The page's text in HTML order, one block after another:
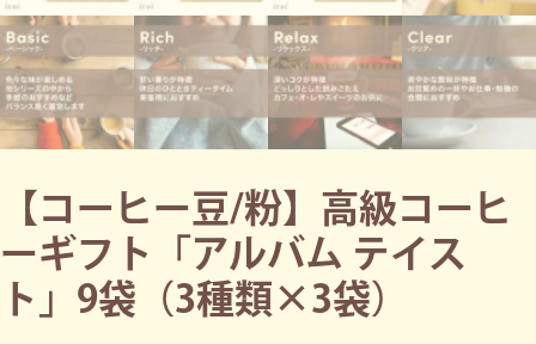
【コーヒー豆/粉】高級コーヒ
ーギフト「アルバム テイス
ト」9袋（3種類×3袋）